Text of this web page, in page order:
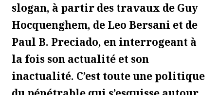
slogan, à partir des travaux de Guy
Hocquenghem, de Leo Bersani et de
Paul B. Preciado, en interrogeant à
la fois son actualité et son
inactualité. C’est toute une politique